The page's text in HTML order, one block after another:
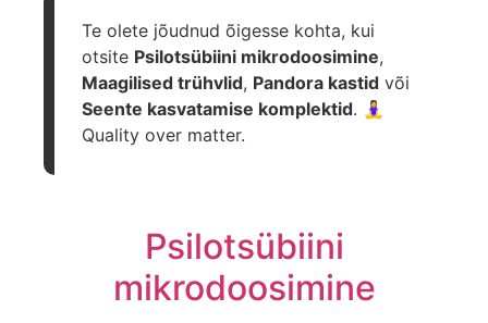
Te olete jõudnud õigesse kohta, kui
otsite Psilotsübiini mikrodoosimine,
Maagilised trühvlid, Pandora kastid või
Seente kasvatamise komplektid. 🧘‍♀️
Quality over matter.
Psilotsübiini
mikrodoosimine